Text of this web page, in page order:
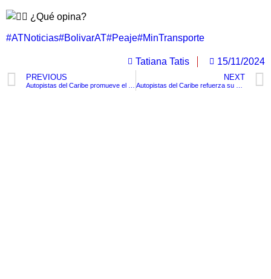
¿Qué opina?
#ATNoticias#BolivarAT#Peaje#MinTransporte
Tatiana Tatis 15/11/2024
PREVIOUS NEXT